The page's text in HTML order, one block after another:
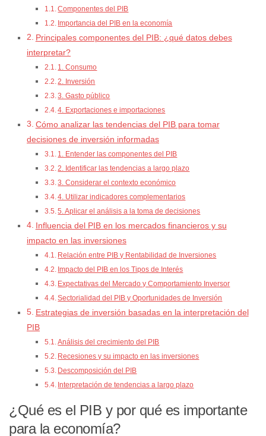
Componentes del PIB
Importancia del PIB en la economía
Principales componentes del PIB: ¿qué datos debes
interpretar?
1. Consumo
2. Inversión
3. Gasto público
4. Exportaciones e importaciones
Cómo analizar las tendencias del PIB para tomar
decisiones de inversión informadas
1. Entender las componentes del PIB
2. Identificar las tendencias a largo plazo
3. Considerar el contexto económico
4. Utilizar indicadores complementarios
5. Aplicar el análisis a la toma de decisiones
Influencia del PIB en los mercados financieros y su
impacto en las inversiones
Relación entre PIB y Rentabilidad de Inversiones
Impacto del PIB en los Tipos de Interés
Expectativas del Mercado y Comportamiento Inversor
Sectorialidad del PIB y Oportunidades de Inversión
Estrategias de inversión basadas en la interpretación del
PIB
Análisis del crecimiento del PIB
Recesiones y su impacto en las inversiones
Descomposición del PIB
Interpretación de tendencias a largo plazo
¿Qué es el PIB y por qué es importante
para la economía?